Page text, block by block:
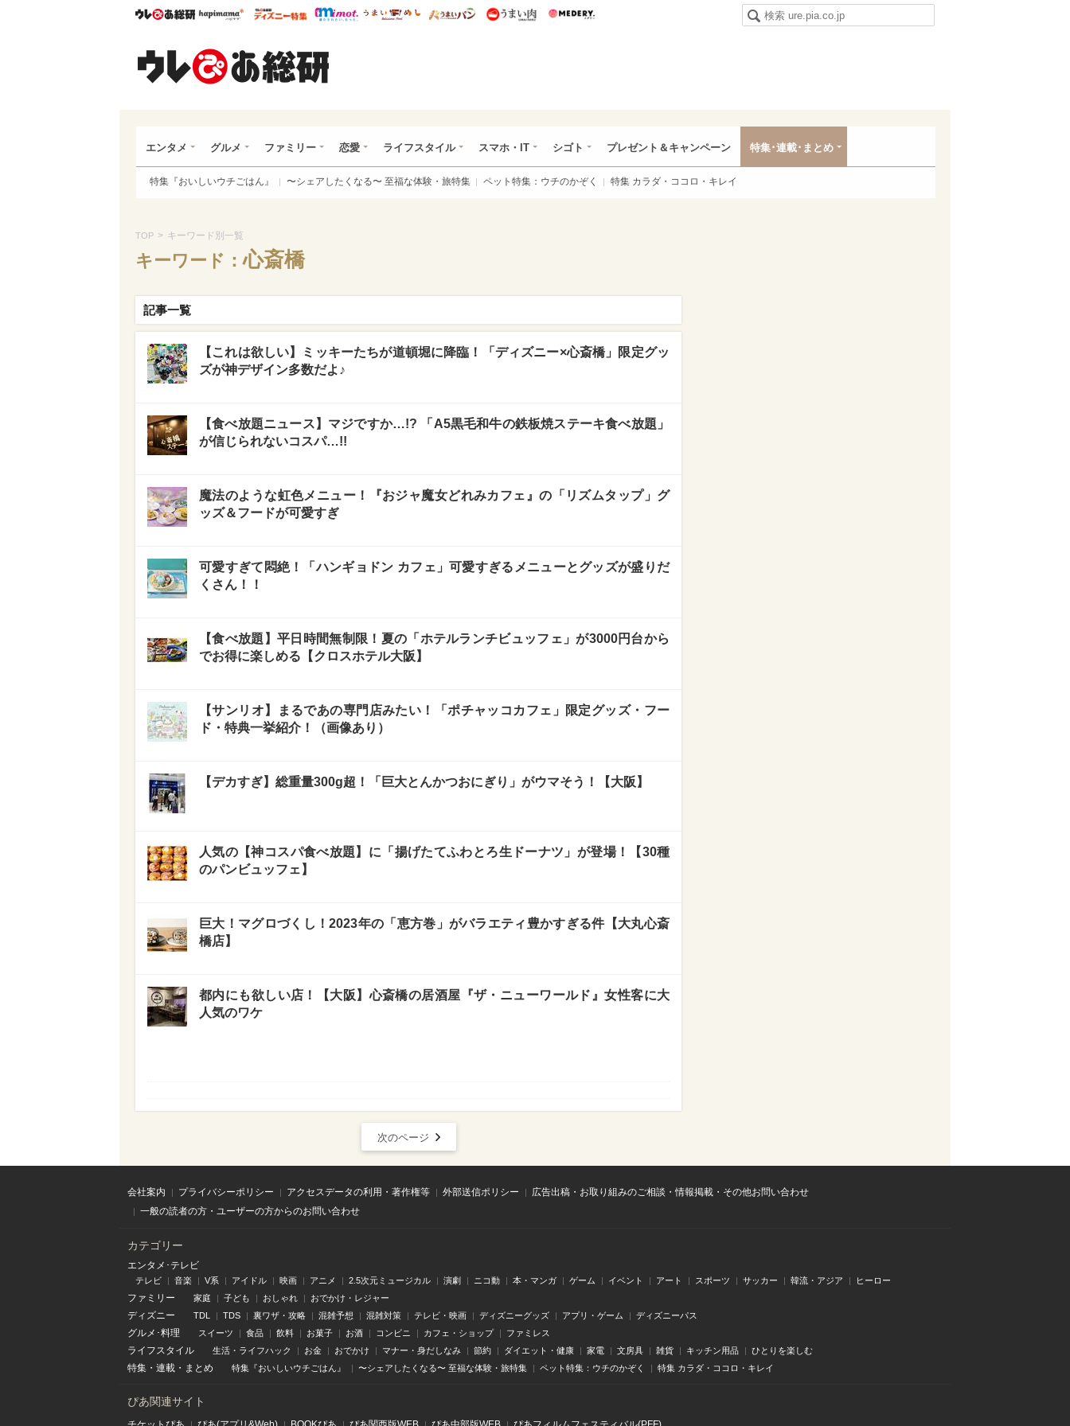
ウレぴあ総研ハピママ* ウレぴあ総研 ディズニー特集
mimot. うまいめし うまいパン うまい肉
エンタメ グルメ ファミリー 恋愛 ライフスタイル スマホ・IT シゴト プレゼント＆キャンペーン 特集･連載･まとめ
特集『おいしいウチごはん』 〜シェアしたくなる〜 至福な体験・旅特集 ペット特集：ウチのかぞく 特集 カラダ・ココロ・キレイ
TOP > キーワード別一覧
キーワード：心斎橋
記事一覧
【これは欲しい】ミッキーたちが道頓堀に降臨！「ディズニー×心斎橋」限定グッ
ズが神デザイン多数だよ♪
【食べ放題ニュース】マジですか…!? 「A5黒毛和牛の鉄板焼ステーキ食べ放題」
が信じられないコスパ…!!
魔法のような虹色メニュー！『おジャ魔女どれみカフェ』の「リズムタップ」グ
ッズ＆フードが可愛すぎ
可愛すぎて悶絶！「ハンギョドン カフェ」可愛すぎるメニューとグッズが盛りだ
くさん！！
【食べ放題】平日時間無制限！夏の「ホテルランチビュッフェ」が3000円台から
でお得に楽しめる【クロスホテル大阪】
【サンリオ】まるであの専門店みたい！「ポチャッコカフェ」限定グッズ・フー
ド・特典一挙紹介！（画像あり）
【デカすぎ】総重量300g超！「巨大とんかつおにぎり」がウマそう！【大阪】
人気の【神コスパ食べ放題】に「揚げたてふわとろ生ドーナツ」が登場！【30種
のパンビュッフェ】
巨大！マグロづくし！2023年の「恵方巻」がバラエティ豊かすぎる件【大丸心斎
橋店】
都内にも欲しい店！【大阪】心斎橋の居酒屋『ザ・ニューワールド』女性客に大
人気のワケ
次のページ
会社案内 プライバシーポリシー アクセスデータの利用・著作権等 外部送信ポリシー
広告出稿・お取り組みのご相談・情報掲載・その他お問い合わせ
一般の読者の方・ユーザーの方からのお問い合わせ
カテゴリー
エンタメ･テレビ
テレビ 音楽 V系 アイドル 映画 アニメ 2.5次元ミュージカル 演劇 ニコ動 本・マンガ ゲーム イベント アート スポーツ サッカー 韓流・アジア ヒーロー
ファミリー 家庭 子ども おしゃれ おでかけ・レジャー
ディズニー TDL TDS 裏ワザ・攻略 混雑予想 混雑対策 テレビ・映画 ディズニーグッズ アプリ・ゲーム ディズニーパス
グルメ･料理 スイーツ 食品 飲料 お菓子 お酒 コンビニ カフェ・ショップ ファミレス
ライフスタイル 生活・ライフハック お金 おでかけ マナー・身だしなみ 節約 ダイエット・健康 家電 文房具 雑貨 キッチン用品 ひとりを楽しむ
特集 ・ 連載 ・ まとめ 特集『おいしいウチごはん』 〜シェアしたくなる〜 至福な体験・旅特集 ペット特集：ウチのかぞく 特集 カラダ・ココロ・キレイ
ぴあ関連サイト